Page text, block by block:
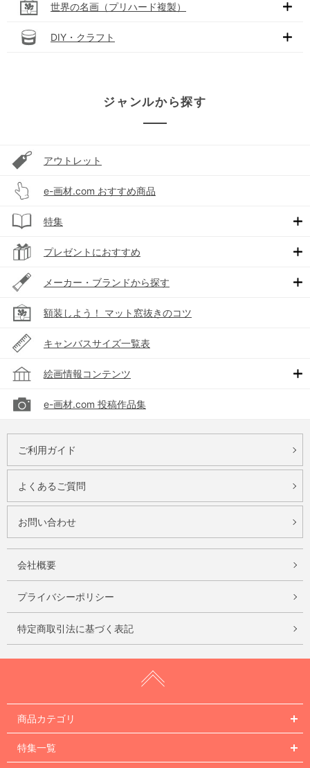
世界の名画（プリハード複製）
DIY・クラフト
ジャンルから探す
アウトレット
e-画材.com おすすめ商品
特集
プレゼントにおすすめ
メーカー・ブランドから探す
額装しよう！ マット窓抜きのコツ
キャンバスサイズ一覧表
絵画情報コンテンツ
e-画材.com 投稿作品集
ご利用ガイド
よくあるご質問
お問い合わせ
会社概要
プライバシーポリシー
特定商取引法に基づく表記
商品カテゴリ
特集一覧